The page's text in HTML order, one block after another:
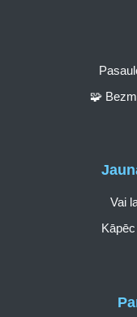
🧩
Vai